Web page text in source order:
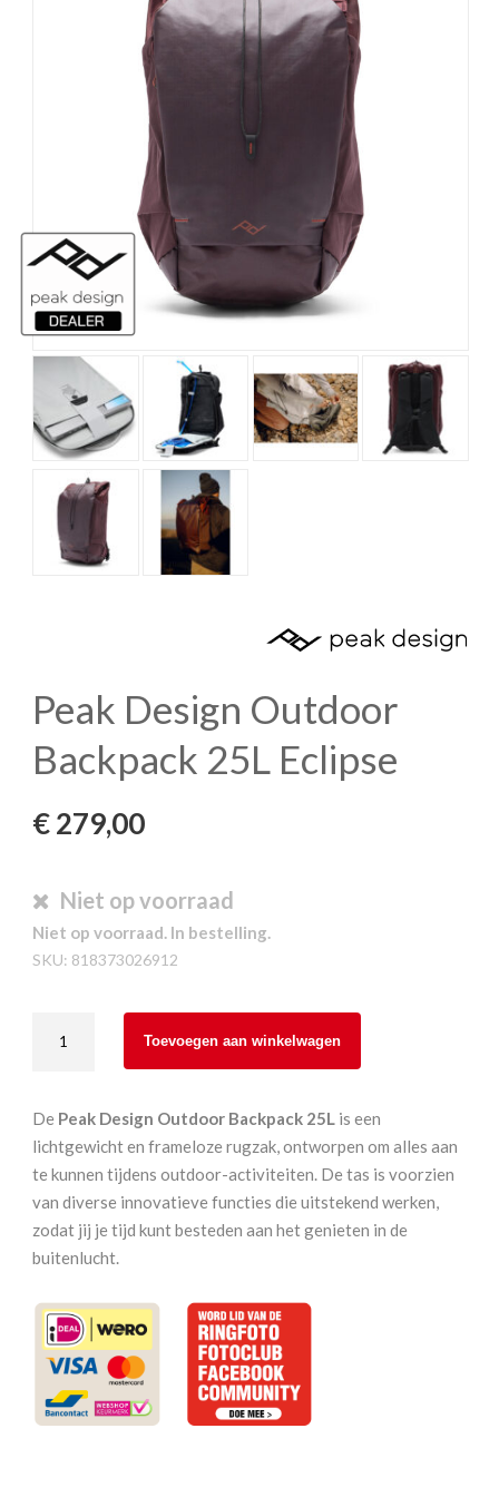
Peak Design Outdoor
Backpack 25L Eclipse
€279,00
Niet op voorraad
Niet op voorraad. In bestelling.
SKU: 818373026912
Design
Backpack
25L
Eclipse
aantal
Toevoegen aan winkelwagen
De Peak Design Outdoor Backpack 25L is een
lichtgewicht en frameloze rugzak, ontworpen om alles aan
te kunnen tijdens outdoor-activiteiten. De tas is voorzien
van diverse innovatieve functies die uitstekend werken,
zodat jij je tijd kunt besteden aan het genieten in de
buitenlucht.